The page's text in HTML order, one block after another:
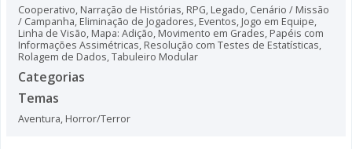
Cooperativo, Narração de Histórias, RPG, Legado, Cenário / Missão
/ Campanha, Eliminação de Jogadores, Eventos, Jogo em Equipe,
Linha de Visão, Mapa: Adição, Movimento em Grades, Papéis com
Informações Assimétricas, Resolução com Testes de Estatísticas,
Rolagem de Dados,Tabuleiro Modular
Categorias
Temas
Aventura, Horror/Terror